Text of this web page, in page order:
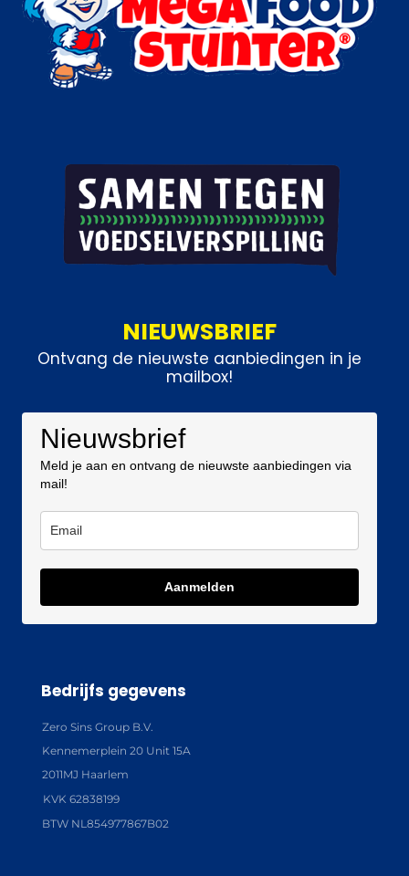
NIEUWSBRIEF
Ontvang de nieuwste aanbiedingen in je
mailbox!
Nieuwsbrief
Meld je aan en ontvang de nieuwste aanbiedingen via
mail!
Aanmelden
Bedrijfs gegevens
Zero Sins Group B.V.
Kennemerplein 20 Unit 15A
2011MJ Haarlem
KVK 62838199
BTW NL854977867B02